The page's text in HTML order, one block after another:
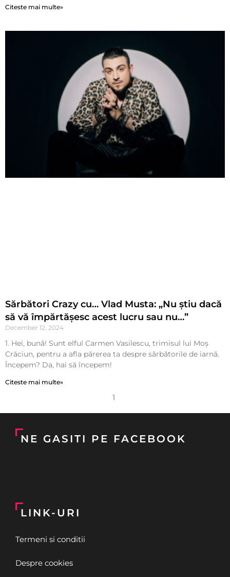
Citeste mai multe»
Sărbători Crazy cu… Vlad Musta: „Nu știu dacă
să vă împărtășesc acest lucru sau nu…”
December 12, 2024
1. Hei, bună! Sunt elful Carmen Vasilescu, trimisul lui Moș
Crăciun, pentru a afla părerea ta despre sărbătorile de iarnă.
Începem? Da, hai să începem!
Citeste mai multe»
1
NE GASITI PE FACEBOOK
LINK-URI
Termeni si conditii
Despre cookies